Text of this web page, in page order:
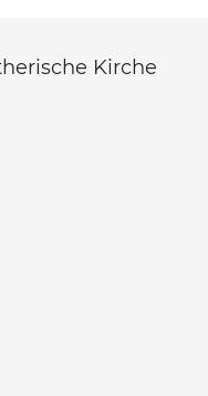
Kirche